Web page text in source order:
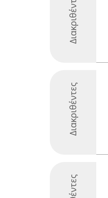
Διακριθέντες
Διακριθέντες